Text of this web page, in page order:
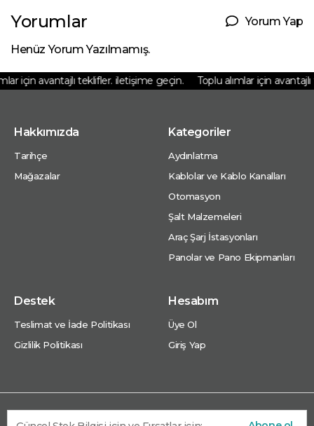
Yorumlar Yorum Yap
Henüz Yorum Yazılmamış.
için avantajlı teklifler. iletişime geçin. Toplu alımlar için
Hakkımızda
Tarihçe
Mağazalar
Kategoriler
Aydınlatma
Kablolar ve Kablo Kanalları
Otomasyon
Şalt Malzemeleri
Araç Şarj İstasyonları
Panolar ve Pano Ekipmanları
Destek
Teslimat ve İade Politikası
Gizlilik Politikası
Hesabım
Üye Ol
Giriş Yap